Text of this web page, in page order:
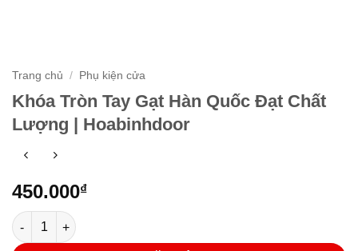
Trang chủ / Phụ kiện cửa
Khóa Tròn Tay Gạt Hàn Quốc Đạt Chất
Lượng | Hoabinhdoor
450.000₫
Khóa Tròn Tay Gạt Hàn Quốc Đạt Chất Lượng | Hoabinhdoor